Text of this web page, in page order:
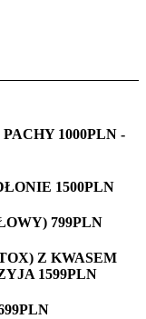
1000PLN -
1500PLN
799PLN
Z KWASEM
1599PLN